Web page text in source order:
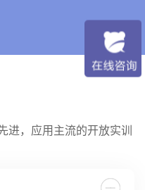
进，应用主流的开放实训